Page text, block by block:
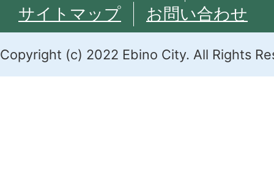
サイトマップ
お問い合わせ
Copyright (c) 2022 Ebino City. All Rights